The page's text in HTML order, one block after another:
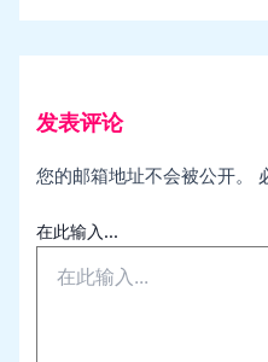
发表评论
您的邮箱地址不会被公开。
在此输入...